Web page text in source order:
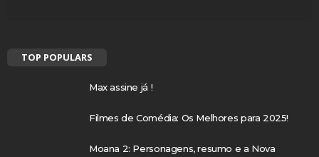
TOP POPULARS
Max assine já !
Filmes de Comédia: Os Melhores para 2025!
Moana 2: Personagens, resumo e a Nova